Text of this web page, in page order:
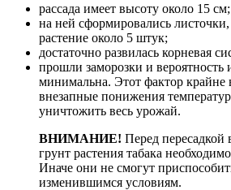
рассада имеет высоту около 15 см;
на ней сформировались
растение около 5 штук;
достаточно развилась корневая
прошли заморозки и вероятность
минимальна. Этот фактор крайне
внезапные понижения
уничтожить весь урожай.
ВНИМАНИЕ! Перед пересадкой
грунт растения табака
Иначе они не смогут
изменившимся условиям.